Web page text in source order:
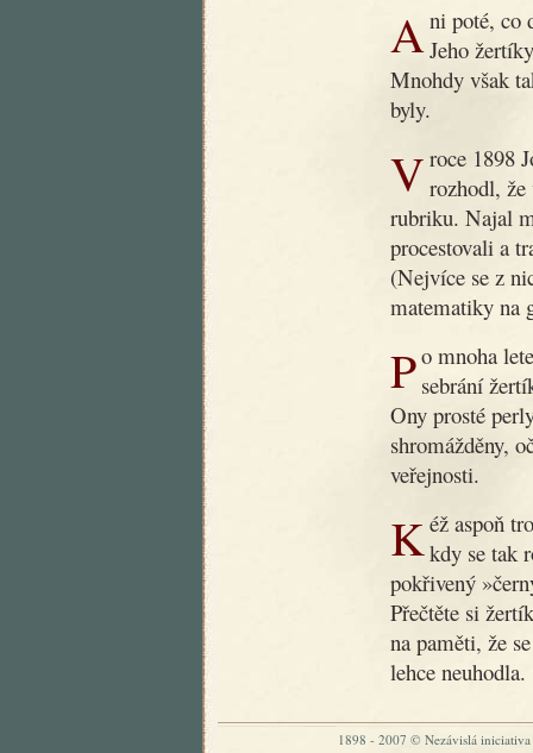
Ani poté, co dobrý dědoušek zemřel, nezapomnělo se na něj.Jeho
Mnohdy však
byly.
V roce 1898 Jos. R. Vilímek, slovutný český nakladatel, rozhodl,
rubriku. Najal
procestovali a
(Nejvíce se z
matematiky na
Po mnoha letech byla nyní podniknuta nová práce, záležející v sebrání
Ony prosté
shromážděny,
veřejnosti.
Kéž aspoň trochu přispějí k nápravě obecného vkusu v době,kdy se tak
pokřivený
Přečtěte si
na paměti, že
lehce neuhodla.
1898 - 2007 © Nezávislá